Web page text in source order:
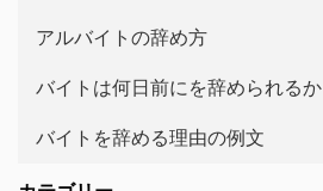
アルバイトの辞め方
バイトは何日前にを辞められるか
バイトを辞める理由の例文